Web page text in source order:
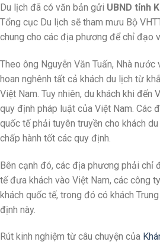
Du lịch đã có văn bản gửi UBND tỉnh
Tổng cục Du lịch sẽ tham mưu Bộ
chung cho các địa phương để chỉ đạo
Theo ông Nguyễn Văn Tuấn, Nhà nước
hoan nghênh tất cả khách du lịch từ
Việt Nam. Tuy nhiên, du khách khi đến
quy định pháp luật của Việt Nam. Các
quốc tế phải tuyên truyền cho khách
chấp hành tốt các quy định.
Bên cạnh đó, các địa phương phải chỉ
tế đưa khách vào Việt Nam, các công
khách quốc tế, trong đó có khách
định này.
Rút kinh nghiệm từ câu chuyện của